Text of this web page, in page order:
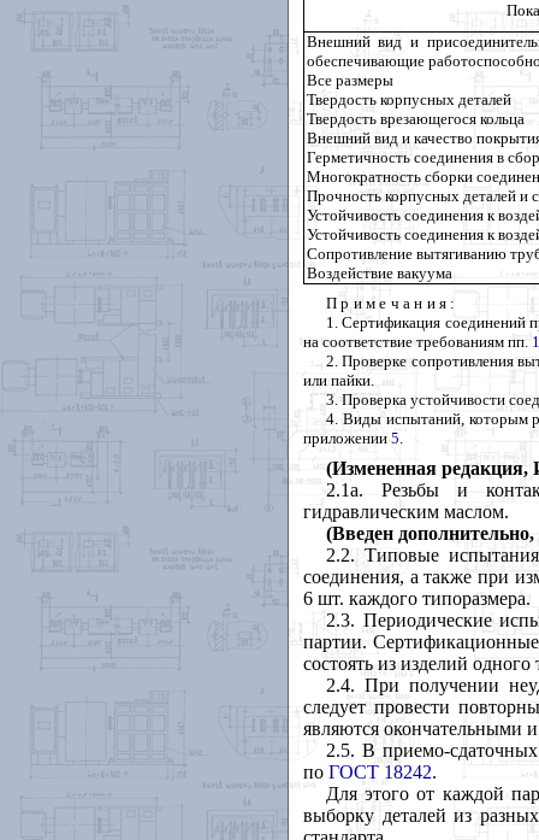
Внешний вид и
обеспечивающие
Все размеры
Твердость корпусных деталей
Твердость врезающегося кольца
Внешний вид и качество
Герметичность соединения в
Многократность сборки
Прочность корпусных деталей и
Устойчивость соединения к
Устойчивость соединения к
Сопротивление вытягиванию
Воздействие вакуума
Примечания :
1. Сертификация соединений
на соответствие требованиям пп.
2. Проверке сопротивления
или пайки.
3. Проверка устойчивости
4. Виды испытаний, которым
приложении 5.
(Измененная
2.1а. Резьбы и
гидравлическим маслом.
(Введен
2.2. Типовые испытания
соединения, а также при
6 шт. каждого типоразмера.
2.3. Периодические
партии.
состоять из изделий
2.4. При получении
следует провести
являются окончательными
2.5. В приемо-сдаточных
по ГОСТ 18242.
Для этого от каждой
выборку деталей из